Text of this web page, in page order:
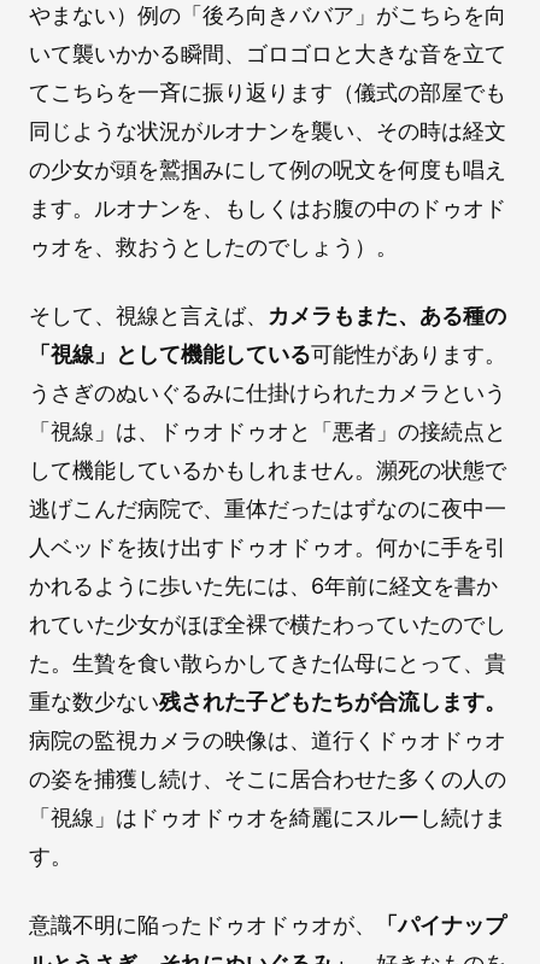
やまない）例の「後ろ向きババア」がこちらを向
いて襲いかかる瞬間、ゴロゴロと大きな音を立て
てこちらを一斉に振り返ります（儀式の部屋でも
同じような状況がルオナンを襲い、その時は経文
の少女が頭を鷲掴みにして例の呪文を何度も唱え
ます。ルオナンを、もしくはお腹の中のドゥオド
ゥオを、救おうとしたのでしょう）。
そして、視線と言えば、 カメラもまた、ある種の
「視線」として機能している可能性があります。
うさぎのぬいぐるみに仕掛けられたカメラという
「視線」は、ドゥオドゥオと「悪者」の接続点と
して機能しているかもしれません。瀕死の状態で
逃げこんだ病院で、重体だったはずなのに夜中一
人ベッドを抜け出すドゥオドゥオ。何かに手を引
かれるように歩いた先には、6年前に経文を書か
れていた少女がほぼ全裸で横たわっていたのでし
た。生贄を食い散らかしてきた仏母にとって、貴
重な数少ない残された子どもたちが合流します。
病院の監視カメラの映像は、道行くドゥオドゥオ
の姿を捕獲し続け、そこに居合わせた多くの人の
「視線」はドゥオドゥオを綺麗にスルーし続けま
す。
意識不明に陥ったドゥオドゥオが、
「パイナップ